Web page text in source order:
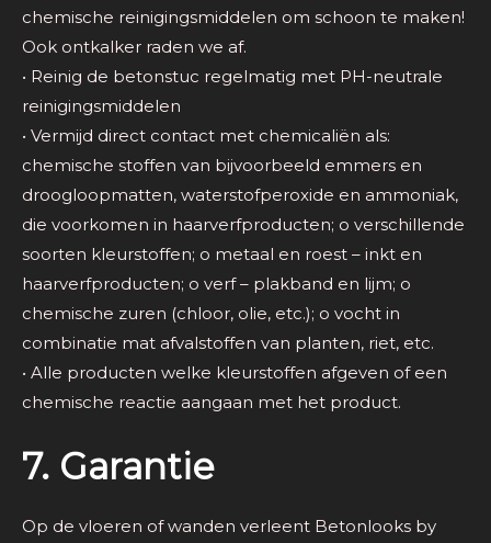
chemische reinigingsmiddelen om schoon te maken!
Ook ontkalker raden we af.
• Reinig de betonstuc regelmatig met PH-neutrale
reinigingsmiddelen
• Vermijd direct contact met chemicaliën als:
chemische stoffen van bijvoorbeeld emmers en
droogloopmatten, waterstofperoxide en ammoniak,
die voorkomen in haarverfproducten; o verschillende
soorten kleurstoffen; o metaal en roest – inkt en
haarverfproducten; o verf – plakband en lijm; o
chemische zuren (chloor, olie, etc.); o vocht in
combinatie mat afvalstoffen van planten, riet, etc.
• Alle producten welke kleurstoffen afgeven of een
chemische reactie aangaan met het product.
7. Garantie
Op de vloeren of wanden verleent Betonlooks by